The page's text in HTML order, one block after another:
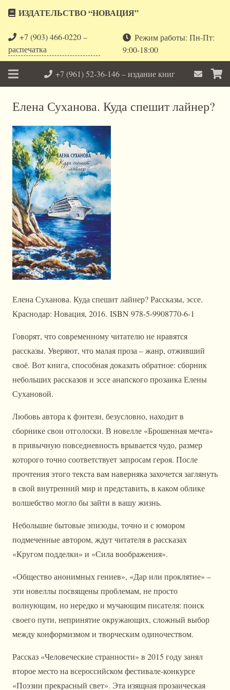
ИЗДАТЕЛЬСТВО “НОВАЦИЯ”
+7 (903) 466-0220 –
распечатка
Режим работы: Пн-Пт:
9:00-18:00
+7 (961) 52-36-146 – издание книг
Елена Суханова. Куда спешит лайнер?
Елена Суханова. Куда спешит лайнер? Рассказы, эссе.
Краснодар: Новация, 2016. ISBN 978-5-9908770-6-1
Говорят, что современному читателю не нравятся
рассказы. Уверяют, что малая проза – жанр, отживший
своё. Вот книга, способная доказать обратное: сборник
небольших рассказов и эссе анапского прозаика Елены
Сухановой.
Любовь автора к фэнтези, безусловно, находит в
сборнике свои отголоски. В новелле «Брошенная мечта»
в привычную повседневность врывается чудо, размер
которого точно соответствует запросам героя. После
прочтения этого текста вам наверняка захочется заглянуть
в свой внутренний мир и представить, в каком облике
волшебство могло бы зайти в вашу жизнь.
Небольшие бытовые эпизоды, точно и с юмором
подмеченные автором, ждут читателя в рассказах
«Кругом подделки» и «Сила воображения».
«Общество анонимных гениев», «Дар или проклятие» –
эти новеллы посвящены проблемам, не просто
волнующим, но нередко и мучающим писателя: поиск
своего пути, непринятие окружающих, сложный выбор
между конформизмом и творческим одиночеством.
Рассказ «Человеческие странности» в 2015 году занял
второе место на всероссийском фестивале-конкурсе
«Поэзии прекрасный свет». Эта изящная прозаическая